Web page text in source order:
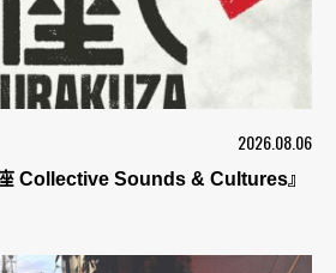
2026.08.06
Collective Sounds & Cultures』